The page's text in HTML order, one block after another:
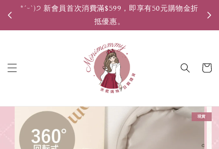
*ˊᵕˋ)੭ 新會員首次消費滿$599，即享有50元購物金折
抵優惠。
現貨